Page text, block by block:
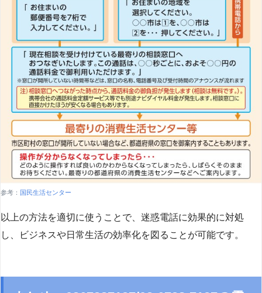
参考： 国民生活センター
以上の方法を適切に使うことで、迷惑電話に効果的に対処
し、ビジネスや日常生活の効率化を図ることが可能です。